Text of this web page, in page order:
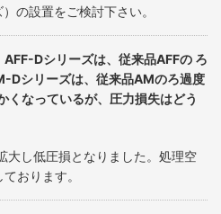
の設置をご検討下さい。
Dシリーズは、従来品AFFの ろ
Dシリーズは、従来品AMのろ過度
なっているが、圧力損失はどう
大し低圧損となりました。処理空
おります。